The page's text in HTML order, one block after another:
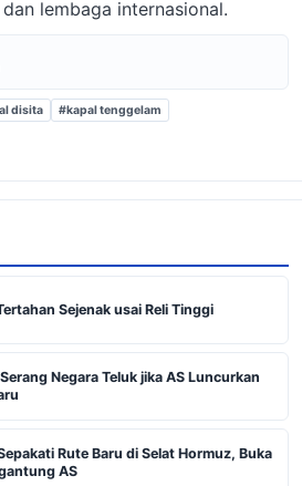
lembaga internasional.
disita
#kapal tenggelam
Sejenak usai Reli Tinggi
Negara Teluk jika AS Luncurkan
Rute Baru di Selat Hormuz, Buka
AS